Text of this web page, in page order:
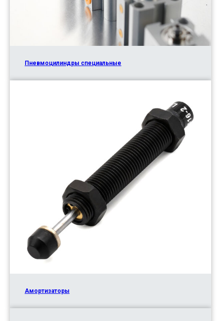
Пневмоцилиндры специальные
Амортизаторы